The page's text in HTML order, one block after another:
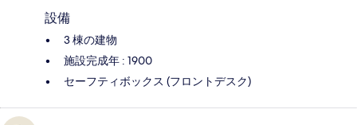
設備
3 棟の建物
施設完成年 : 1900
セーフティボックス (フロントデスク)